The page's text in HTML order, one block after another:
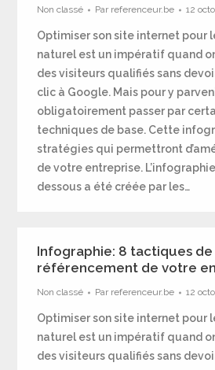
Non classé Par referenceur.be 12
Optimiser son site internet pour
naturel est un impératif quand
des visiteurs qualifiés sans
clic à Google. Mais pour y
obligatoirement passer par
techniques de base. Cette
stratégies qui permettront
de votre entreprise.
dessous a été créée par les…
Infographie: 8 tactiques
référencement de votre
Non classé Par referenceur.be 12
Optimiser son site internet pour
naturel est un impératif quand
des visiteurs qualifiés sans